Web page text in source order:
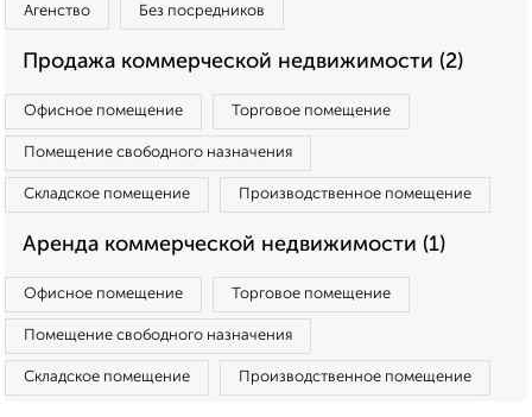
Агенство Без посредников
Продажа коммерческой недвижимости (2)
Офисное помещение Торговое помещение
Помещение свободного назначения
Складское помещение Производственное помещение
Аренда коммерческой недвижимости (1)
Офисное помещение Торговое помещение
Помещение свободного назначения
Складское помещение Производственное помещение